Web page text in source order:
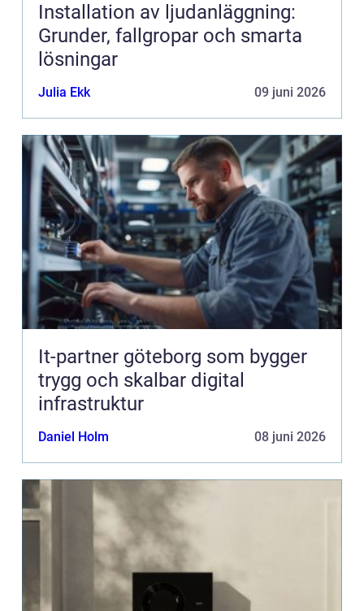
Installation av ljudanläggning:
Grunder, fallgropar och smarta
lösningar
Julia Ekk 09 juni 2026
It-partner göteborg som bygger
trygg och skalbar digital
infrastruktur
Daniel Holm 08 juni 2026